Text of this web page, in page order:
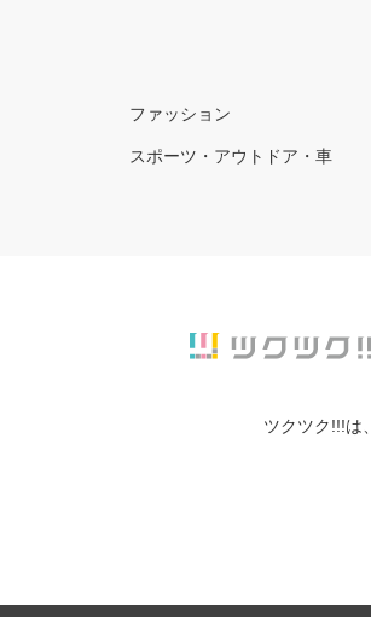
ファッション
スポーツ・アウトドア・車
ツクツク!!!は、